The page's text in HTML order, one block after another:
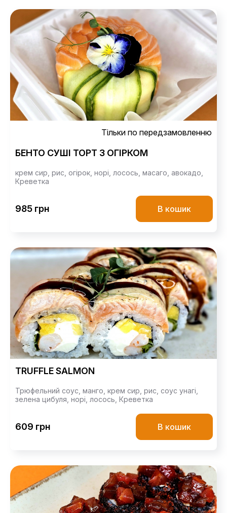
Тільки по передзамовленню
БЕНТО СУШІ ТОРТ З ОГІРКОМ
крем сир, рис, огірок, норі, лосось, масаго, авокадо,
Креветка
985 грн В кошик
TRUFFLE SALMON
Трюфельний соус, манго, крем сир, рис, соус унагі,
зелена цибуля, норі, лосось, Креветка
609 грн В кошик